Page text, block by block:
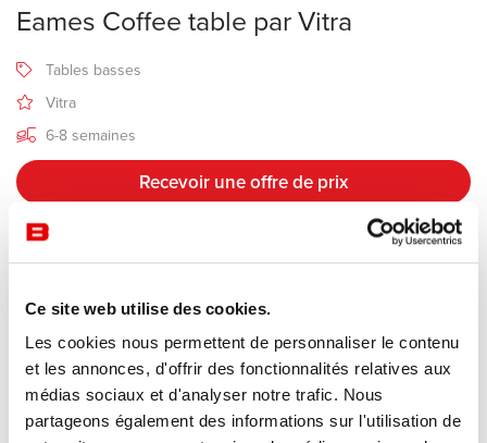
Ce site web utilise des cookies.
Les cookies nous permettent de personnaliser le contenu
et les annonces, d'offrir des fonctionnalités relatives aux
médias sociaux et d'analyser notre trafic. Nous
partageons également des informations sur l'utilisation de
Eames Coffee table par Vitra
Tables basses
Vitra
6-8 semaines
Recevoir une offre de prix
La table basse Eames Coffee tablecréée en 1949 par Charles et
Ray Eames a été conçue comme pièce unique pour leur propre
résidence, la légendaire Eames House à Pacific Palisades près de
Los Angeles. Depuis, la table continue à marquer de son empreinte